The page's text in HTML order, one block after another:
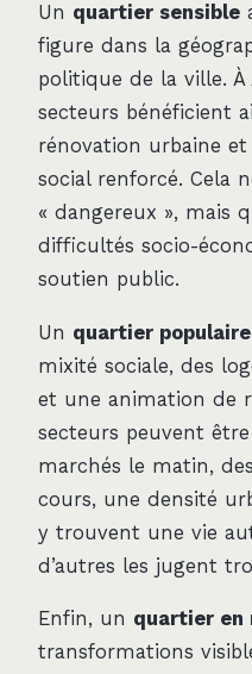
Un quartier sensible
figure dans la
politique de la ville. À
secteurs bénéficient
rénovation urbaine et
social renforcé. Cela
« dangereux », mais
difficultés socio-
soutien public.
Un quartier populaire
mixité sociale, des
et une animation de
secteurs peuvent
marchés le matin,
cours, une densité
y trouvent une vie
d’autres les jugent
Enfin, un quartier en
transformations